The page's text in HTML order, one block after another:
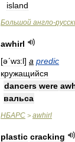
island
Большой англо-
awhirl
[əʹwɜ:l] a predic
кружащийся
dancers were
вальса
НБАРС > awhirl
plastic cracking